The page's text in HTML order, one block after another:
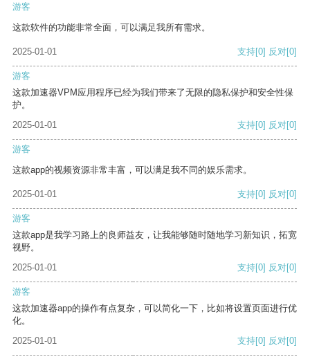
游客
这款软件的功能非常全面，可以满足我所有需求。
2025-01-01 支持[0] 反对[0]
游客
这款加速器VPM应用程序已经为我们带来了无限的隐私保护和安全性保
护。
2025-01-01
支持[0] 反对[0]
游客
这款app的视频资源非常丰富，可以满足我不同的娱乐需求。
2025-01-01 支持[0] 反对[0]
游客
这款app是我学习路上的良师益友，让我能够随时随地学习新知识，拓宽
视野。
2025-01-01
支持[0] 反对[0]
游客
这款加速器app的操作有点复杂，可以简化一下，比如将设置页面进行优
化。
2025-01-01
支持[0] 反对[0]